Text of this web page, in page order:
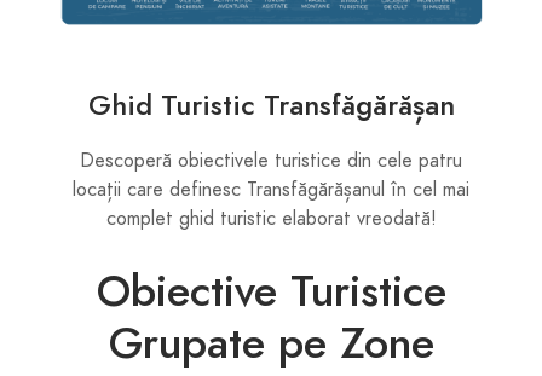
Ghid Turistic Transfăgărășan
Descoperă obiectivele turistice din cele patru
locații care definesc Transfăgărășanul în cel mai
complet ghid turistic elaborat vreodată!
Obiective Turistice
Grupate pe Zone